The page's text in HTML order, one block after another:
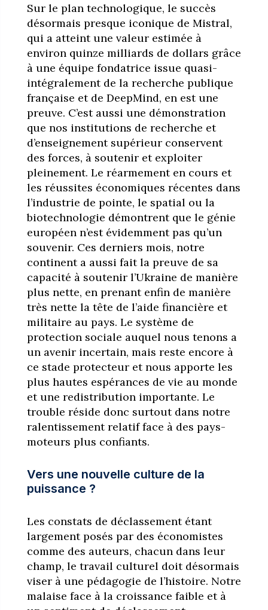
Sur le plan technologique, le succès
désormais presque iconique de Mistral,
qui a atteint une valeur estimée à
environ quinze milliards de dollars grâce
à une équipe fondatrice issue quasi-
intégralement de la recherche publique
française et de DeepMind, en est une
preuve. C’est aussi une démonstration
que nos institutions de recherche et
d’enseignement supérieur conservent
des forces, à soutenir et exploiter
pleinement. Le réarmement en cours et
les réussites économiques récentes dans
l’industrie de pointe, le spatial ou la
biotechnologie démontrent que le génie
européen n’est évidemment pas qu’un
souvenir. Ces derniers mois, notre
continent a aussi fait la preuve de sa
capacité à soutenir l’Ukraine de manière
plus nette, en prenant enfin de manière
très nette la tête de l’aide financière et
militaire au pays. Le système de
protection sociale auquel nous tenons a
un avenir incertain, mais reste encore à
ce stade protecteur et nous apporte les
plus hautes espérances de vie au monde
et une redistribution importante. Le
trouble réside donc surtout dans notre
ralentissement relatif face à des pays-
moteurs plus confiants.
Vers une nouvelle culture de la
puissance ?
Les constats de déclassement étant
largement posés par des économistes
comme des auteurs, chacun dans leur
champ, le travail culturel doit désormais
viser à une pédagogie de l’histoire. Notre
malaise face à la croissance faible et à